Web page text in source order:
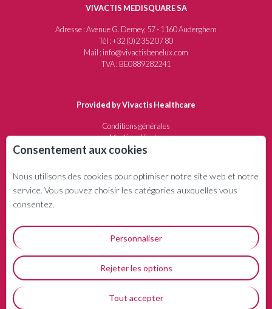
VIVACTIS MEDISQUARE SA
Adresse : Avenue G. Demey, 57 - 1160 Auderghem
Tél : +32 (0)2 352 07 80
Mail : info@vivactisbenelux.com
TVA : BE0889282241
Provided by Vivactis Healthcare
Conditions générales
Mentions légales
Protection de la vie privée
QUI SOMMES-NOUS ?
Spécialisée dans le secteur médical et pharmaceutique
Consentement aux cookies
Nous utilisons des cookies pour optimiser notre site web et notre
service. Vous pouvez choisir les catégories auxquelles vous
consentez.
Personnaliser
Rejeter les options
Tout accepter